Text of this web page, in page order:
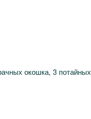
окошка, 3 потайных